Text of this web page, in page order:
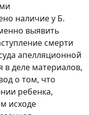
наличие у Б.
выявить
смерти
апелляционной
деле материалов,
о том, что
ребенка,
исходе